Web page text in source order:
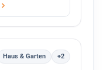
Haus & Garten +2